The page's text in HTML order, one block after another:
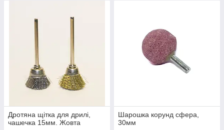
Дротяна щітка для дрилі,
чашечка 15мм. Жовта
Шарошка корунд сфера,
30мм